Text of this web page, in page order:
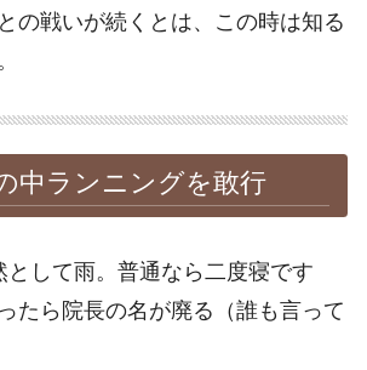
の戦いが続くとは、この時は知る
中ランニングを敢行
として雨。普通なら二度寝です
たら院長の名が廃る（誰も言って